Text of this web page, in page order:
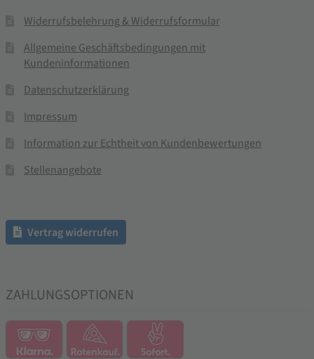
Widerrufsbelehrung & Widerrufsformular
Allgemeine Geschäftsbedingungen mit
Kundeninformationen
Datenschutzerklärung
Impressum
Information zur Echtheit von Kundenbewertungen
Stellenangebote
Vertrag widerrufen
ZAHLUNGSOPTIONEN